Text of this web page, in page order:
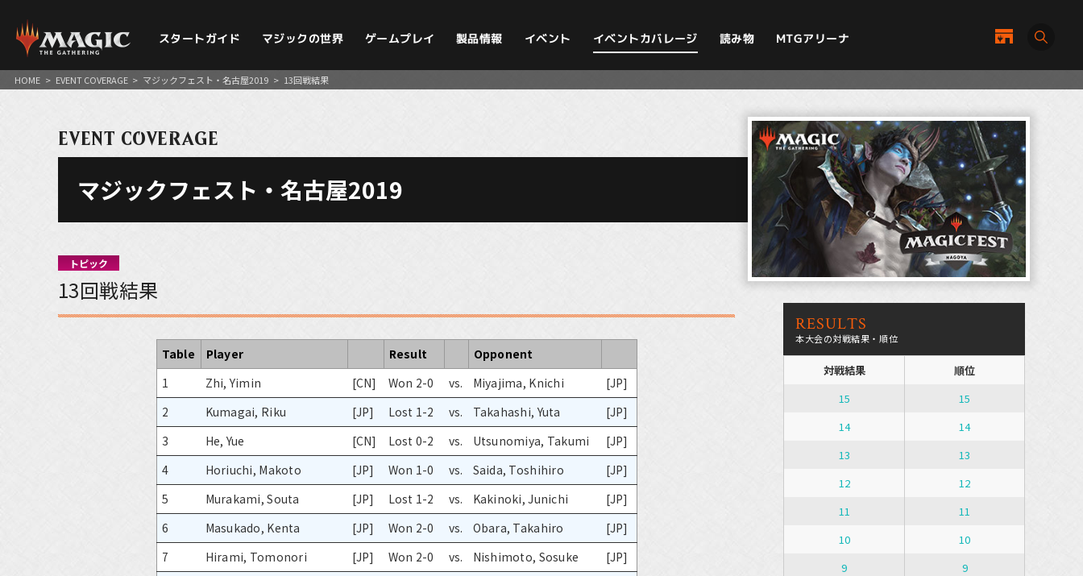
スタートガイド マジックの世界 ゲームプレイ 製品情報 イベント イベントカバレージ 読み物 MTGアリーナ
HOME > EVENT COVERAGE > マジックフェスト・名古屋2019 > 13回戦結果
EVENT COVERAGE
マジックフェスト・名古屋2019
トピック
13回戦結果
Table Player Result
Opponent
1
Zhi, Yimin [CN] Won 2-0 vs. Miyajima, Knichi
[JP]
2
Kumagai, Riku [JP] Lost 1-2 vs. Takahashi, Yuta
[JP]
3
He, Yue [CN] Lost 0-2 vs. Utsunomiya, Takumi
[JP]
4
Horiuchi, Makoto [JP] Won 1-0 vs. Saida, Toshihiro
[JP]
5
Murakami, Souta [JP] Lost 1-2 vs. Kakinoki, Junichi
[JP]
6
Masukado, Kenta [JP] Won 2-0 vs. Obara, Takahiro
[JP]
7
Hirami, Tomonori [JP] Won 2-0 vs. Nishimoto, Sosuke
[JP]
RESULTS
本大会の対戦結果・順位
対戦結果
順位
15
15
14
14
13
13
12
12
11
11
10
10
9
9